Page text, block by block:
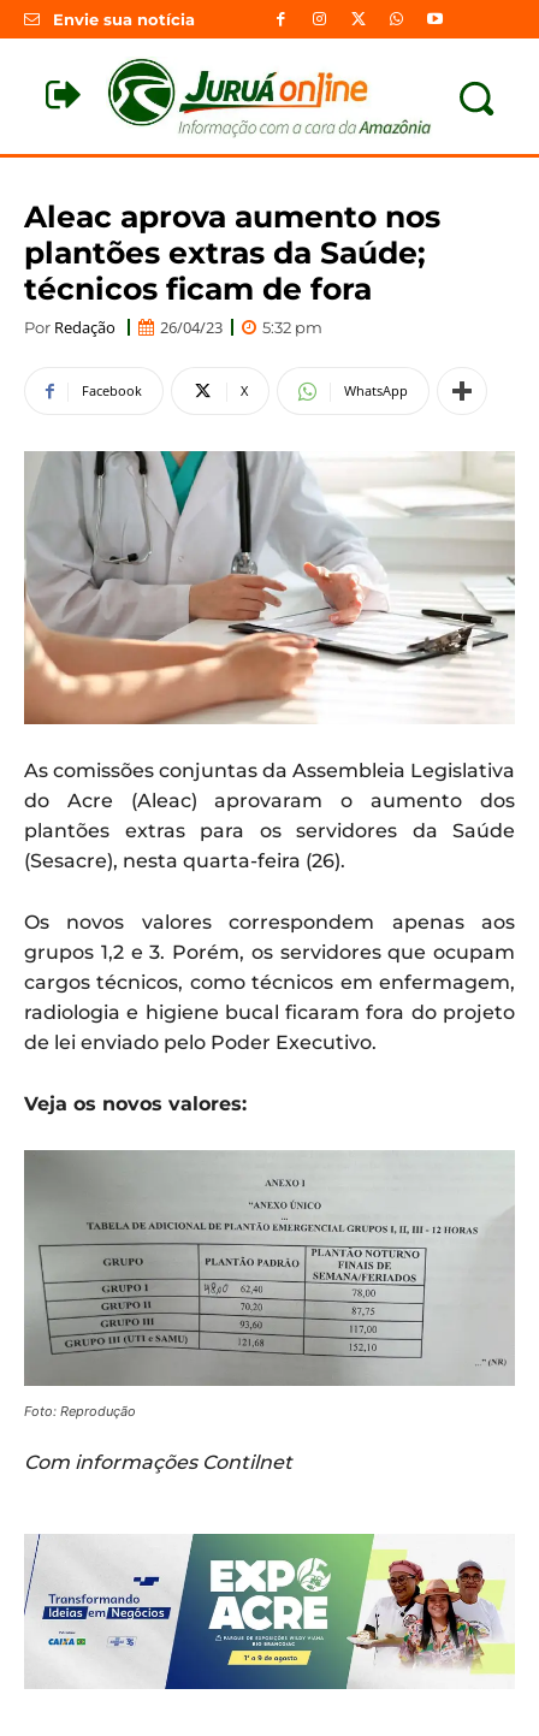
Envie sua notícia
Aleac aprova aumento nos
plantões extras da Saúde;
técnicos ficam de fora
Por Redação 26/04/23 5:32 pm
Facebook X WhatsApp
As comissões conjuntas da Assembleia Legislativa
do Acre (Aleac) aprovaram o aumento dos
plantões extras para os servidores da Saúde
(Sesacre), nesta quarta-feira (26).
Os novos valores correspondem apenas aos
grupos 1,2 e 3. Porém, os servidores que ocupam
cargos técnicos, como técnicos em enfermagem,
radiologia e higiene bucal ficaram fora do projeto
de lei enviado pelo Poder Executivo.
Veja os novos valores:
Foto: Reprodução
Com informações Contilnet